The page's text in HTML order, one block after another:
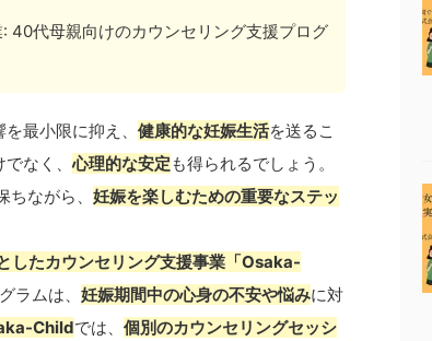
40代母親向けのカウンセリング支援プログ
最小限に抑え、 健康的な妊娠生活を送るこ
でなく、心理的な安定 も得られるでしょう。
ながら、 妊娠を楽しむための重要なステッ
したカウンセリング支援事業「Osaka-
ラムは、 妊娠期間中の心身の不安や悩みに対
Childでは、 個別のカウンセリングセッシ